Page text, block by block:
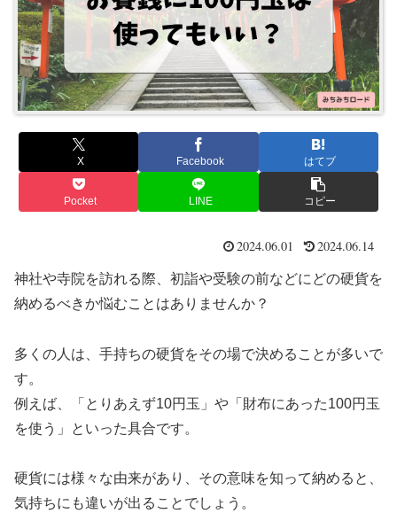
X Facebook はてブ
Pocket LINE コピー
2024.06.01 2024.06.14
神社や寺院を訪れる際、初詣や受験の前などにどの硬貨を
納めるべきか悩むことはありませんか？
多くの人は、手持ちの硬貨をその場で決めることが多いで
す。
例えば、「とりあえず10円玉」や「財布にあった100円玉
を使う」といった具合です。
硬貨には様々な由来があり、その意味を知って納めると、
気持ちにも違いが出ることでしょう。